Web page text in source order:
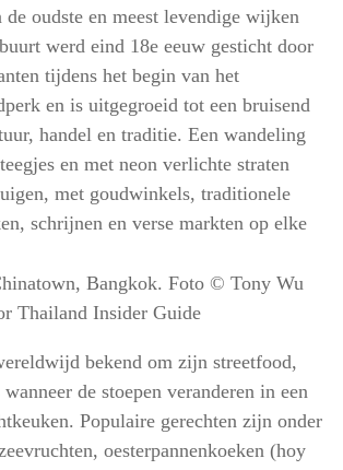
de oudste en meest levendige wijken
werd eind 18e eeuw gesticht door
tijdens het begin van het
en is uitgegroeid tot een bruisend
handel en traditie. Een wandeling
en met neon verlichte straten
met goudwinkels, traditionele
schrijnen en verse markten op elke
Bangkok. Foto © Tony Wu
Thailand Insider Guide
bekend om zijn streetfood,
de stoepen veranderen in een
Populaire gerechten zijn onder
oesterpannenkoeken (hoy